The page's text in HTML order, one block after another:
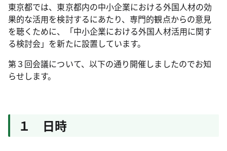
東京都では、東京都内の中小企業における外国人材の効
果的な活用を検討するにあたり、専門的観点からの意見
を聴くために、「中小企業における外国人材活用に関す
る検討会」を新たに設置しています。
第３回会議について、以下の通り開催しましたのでお知
らせします。
１ 日時